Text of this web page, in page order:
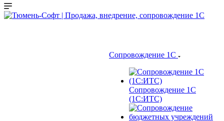
Сопровождение 1С
Сопровождение 1С
(1С:ИТС)